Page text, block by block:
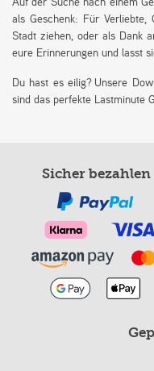
als Geschenk: Für
Stadt ziehen, oder als Dank
eure Erinnerungen und lasst
Du hast es eilig? Unsere
sind das perfekte Lastminute
Sicher bezahlen